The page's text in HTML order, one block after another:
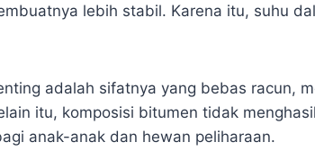
lebih stabil. Karena itu, suhu
adalah sifatnya yang bebas racun,
itu, komposisi bitumen tidak
anak-anak dan hewan peliharaan.